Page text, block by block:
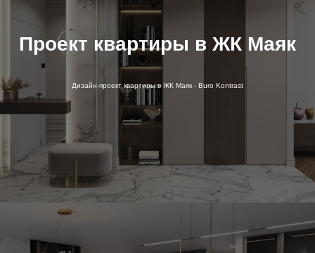
Проект квартиры в ЖК Маяк
Дизайн-проект квартиры в ЖК Маяк - Buro Kontrast